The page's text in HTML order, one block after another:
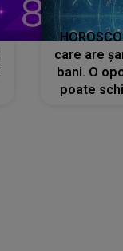
care are
bani. O
poate